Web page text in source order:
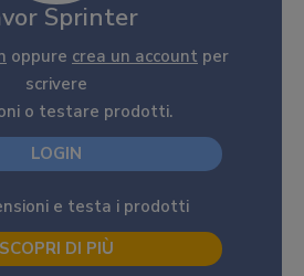
Sprinter
oppure crea un account per
scrivere
o testare prodotti.
LOGIN
e testa i prodotti
SCOPRI DI PIÙ